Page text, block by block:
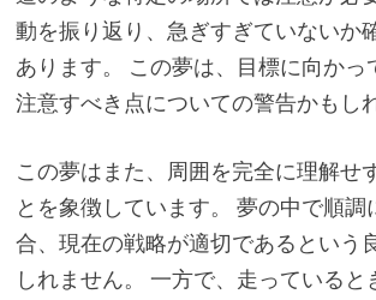
動を振り返り、急ぎすぎていないか
あります。 この夢は、目標に向かっ
注意すべき点についての警告かもし
この夢はまた、周囲を完全に理解せ
とを象徴しています。 夢の中で順調
合、現在の戦略が適切であるという
しれません。 一方で、走っていると